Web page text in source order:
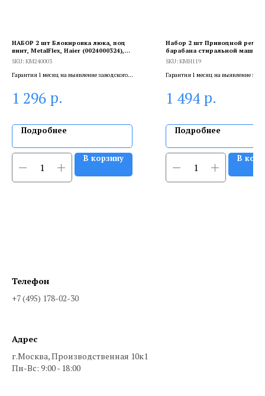
НАБОР 2 шт Блокировка люка, под
винт, MetalFlex, Haier (0024000324),
KM240003
SKU:KM240003
Гарантия 1 месяц на выявление заводского
сертифицированный специалист.
1 296 р.
Подробнее
В корзину
Набор 2 шт Приводной
барабана стиральной
Indesit, Optibelt 1185 H8,
SKU:KMH119
Гарантия 1 месяц на выявление
сертифицированный специалист.
1 494 р.
Подробнее
В
Телефон
+7 (495) 178-02-30
Адрес
г.Москва, Производственная 10к1
Пн-Вс: 9:00 - 18:00